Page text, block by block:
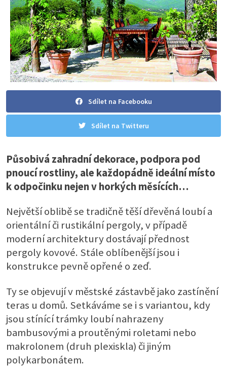
Sdílet na Facebooku
Sdílet na Twitteru
Působivá zahradní dekorace, podpora pod
pnoucí rostliny, ale každopádně ideální místo
k odpočinku nejen v horkých měsících…
Největší oblibě se tradičně těší dřevěná loubí a
orientální či rustikální pergoly, v případě
moderní architektury dostávají přednost
pergoly kovové. Stále oblíbenější jsou i
konstrukce pevně opřené o zeď.
Ty se objevují v městské zástavbě jako zastínění
teras u domů. Setkáváme se i s variantou, kdy
jsou stínící trámky loubí nahrazeny
bambusovými a proutěnými roletami nebo
makrolonem (druh plexiskla) či jiným
polykarbonátem.